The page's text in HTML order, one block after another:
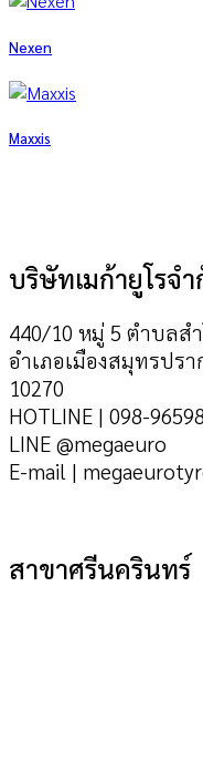
Nexen
Maxxis
บริษัทเมก้ายูโรจำ
440/10 หมู่ 5 ตำบลสำ
อำเภอเมืองสมุทรปร
10270
HOTLINE | 098-
LINE @megaeuro
E-mail |
สาขาศรีนครินทร์